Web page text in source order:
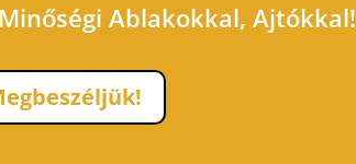
Ablakokkal, Ajtókkal!